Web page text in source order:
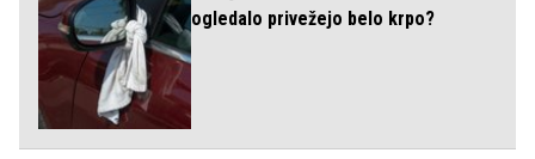
ogledalo privežejo belo krpo?